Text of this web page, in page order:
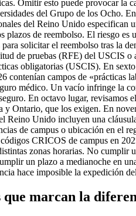
Omitir esto puede provocar
del Grupo de los Ocho.
del Reino Unido especifican
plazos de reembolso. El riesgo
para solicitar el reembolso tras la
de pruebas (RFE) del USCIS
obligatorias (USCIS). En
contenían campos de «prácticas
médico. Un vacío infringe la
En octavo lugar, revisamos
y Ontario, que los exigen. En
Reino Unido incluyen una
de campus o ubicación en el
CRICOS de campus en
zonas horarias. No
un plazo a medianoche en
hace imposible la expedición
que marcan la